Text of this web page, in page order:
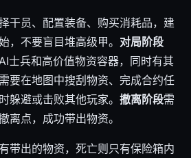
干员、配置装备、购买消耗品，建
，不要盲目堆高级甲。 对局阶段
士兵和高价值物资容器，同时有其
要在地图中搜刮物资、完成合约任
躲避或击败其他玩家。 撤离阶段需
离点，成功带出物资。
带出的物资，死亡则只有保险箱内